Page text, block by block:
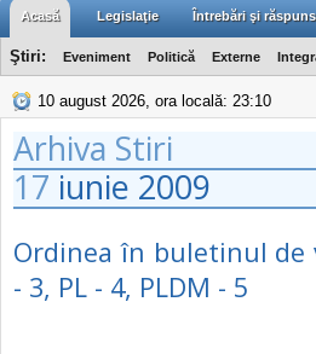
Acasă Legislaţie Întrebări şi
Ştiri: Eveniment Politică Externe
10 august 2026, ora locală: 23:10
Arhiva Stiri
17 iunie 2009
Ordinea în buletinul de
- 3, PL - 4, PLDM - 5